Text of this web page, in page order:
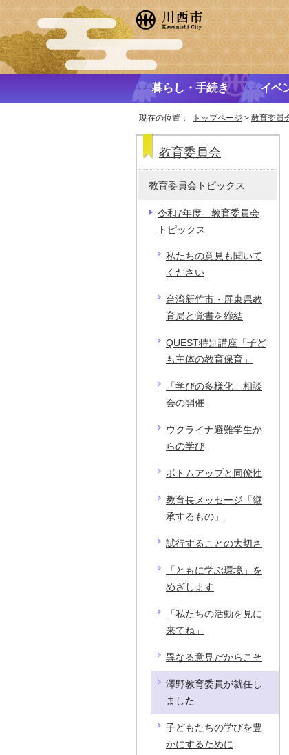
暮らし・手続き イベ
現在の位置： トップページ > 教育委員
教育委員会
教育委員会トピックス
令和7年度 教育委員会
トピックス
私たちの意見も聞いて
ください
台湾新竹市・屏東県教
育局と覚書を締結
QUEST特別講座「子ど
も主体の教育保育」
「学びの多様化」相談
会の開催
ウクライナ避難学生か
らの学び
ボトムアップと同僚性
教育長メッセージ「継
承するもの」
試行することの大切さ
「ともに学ぶ環境」を
めざします
「私たちの活動を見に
来てね」
異なる意見だからこそ
澤野教育委員が就任し
ました
子どもたちの学びを豊
かにするために